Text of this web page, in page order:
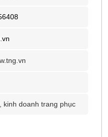
kinh doanh trang phục